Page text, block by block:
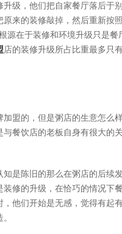
，他们把自家餐厅落后于
来的装修敲掉，然后重新按
源在于装修和环境升级只是
店的装修升级所占比重最多只
的，但是粥店的生意怎么
餐饮店的老板自身有很大的
陈旧的那么在粥店的后续
修的升级，在恰巧的情况下
他们开始是无感，觉得有起